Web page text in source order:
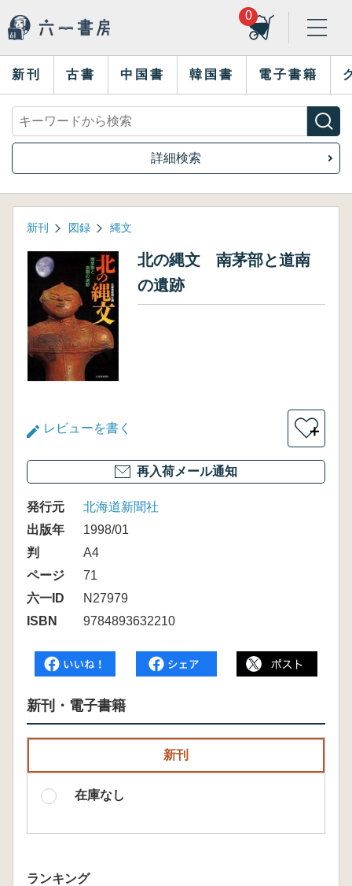
0
新刊 古書 中国書 韓国書 電子書籍
詳細検索
新刊 図録 縄文
北の縄文 南茅部と道南
の遺跡
レビューを書く ＋
再入荷メール通知
発行元
北海道新聞社
出版年
1998/01
判
A4
ページ
71
六一ID
N27979
ISBN
9784893632210
新刊・電子書籍
新刊
在庫なし
ランキング